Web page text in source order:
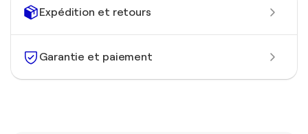
Expédition et retours
Garantie et paiement